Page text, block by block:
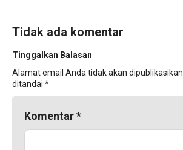
Tidak ada komentar
Tinggalkan Balasan
Alamat email Anda tidak akan dipublikasikan.
ditandai *
Komentar*